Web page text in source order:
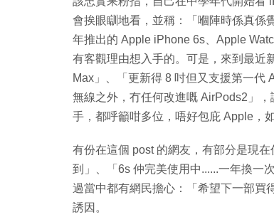
會挨眼瞓地看，並稱：「嗰陣時係真係
年推出的 Apple iPhone 6s、Apple
有客觀理由想入手的。可是，來到最近
Max」、「更新得 8 吋但又支援第一代
無線之外，冇任何改進嘅 AirPods2」
手，都呼籲咁多位，唔好包庇 Apple，
有份在這個 post 的網友，有部分是現
到」、「6s 仲完美使用中......一年換一
過當中都有網民擔心：「希望下一部買
誘因。